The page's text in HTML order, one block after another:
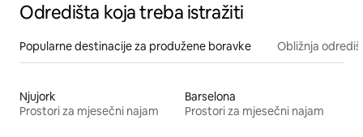
Odredišta koja treba istražiti
Popularne destinacije za produžene boravke Obližnja
Njujork
Prostori za mjesečni najam
Barselona
Prostori za mjesečni najam